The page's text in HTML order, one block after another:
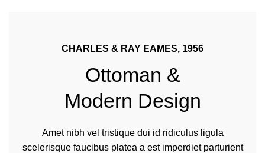
CHARLES & RAY EAMES, 1956
Ottoman &
Modern Design
Amet nibh vel tristique dui id ridiculus ligula
scelerisque faucibus platea a est imperdiet parturient